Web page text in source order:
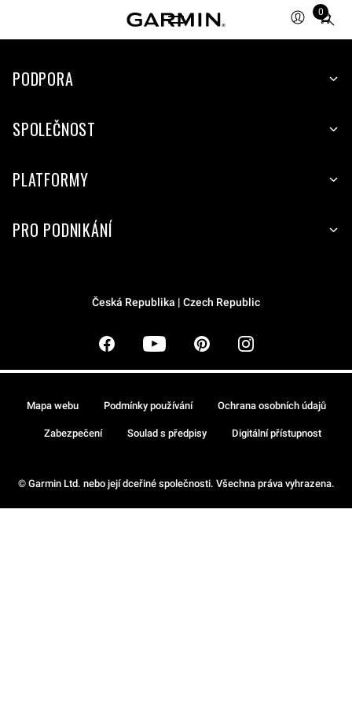
0
Total
items
cart:
PODPORA
SPOLEČNOST
PLATFORMY
PRO PODNIKÁNÍ
Česká Republika | Czech Republic
© Garmin Ltd. nebo její dceřiné společnosti. Všechna práva vyhrazena.
Mapa webu Podmínky používání Ochrana osobních údajů
Zabezpečení Soulad s předpisy Digitální přístupnost